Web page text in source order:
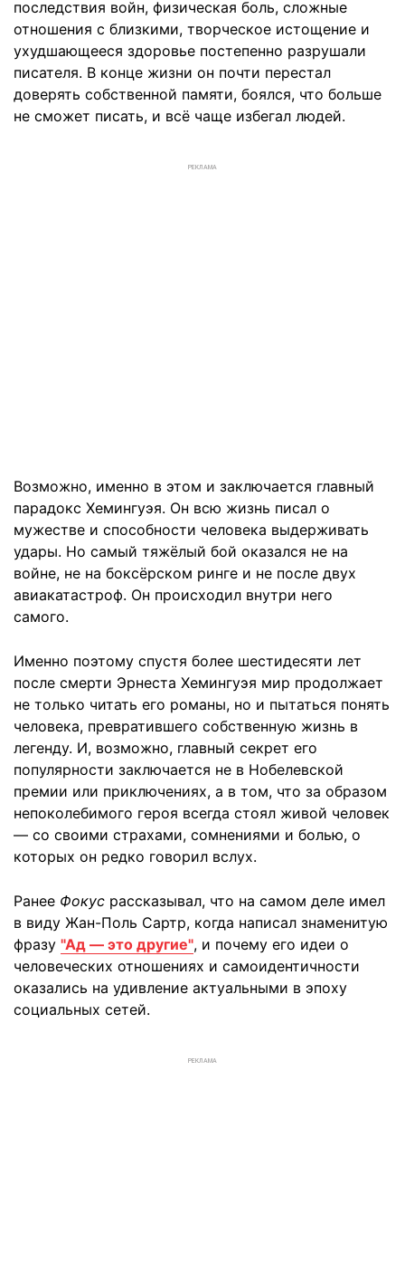
последствия войн, физическая боль, сложные
отношения с близкими, творческое истощение и
ухудшающееся здоровье постепенно разрушали
писателя. В конце жизни он почти перестал
доверять собственной памяти, боялся, что больше
не сможет писать, и всё чаще избегал людей.
РЕКЛАМА
Возможно, именно в этом и заключается главный
парадокс Хемингуэя. Он всю жизнь писал о
мужестве и способности человека выдерживать
удары. Но самый тяжёлый бой оказался не на
войне, не на боксёрском ринге и не после двух
авиакатастроф. Он происходил внутри него
самого.
Именно поэтому спустя более шестидесяти лет
после смерти Эрнеста Хемингуэя мир продолжает
не только читать его романы, но и пытаться понять
человека, превратившего собственную жизнь в
легенду. И, возможно, главный секрет его
популярности заключается не в Нобелевской
премии или приключениях, а в том, что за образом
непоколебимого героя всегда стоял живой человек
— со своими страхами, сомнениями и болью, о
которых он редко говорил вслух.
Ранее Фокус рассказывал, что на самом деле имел
в виду Жан-Поль Сартр, когда написал знаменитую
фразу "Ад — это другие", и почему его идеи о
человеческих отношениях и самоидентичности
оказались на удивление актуальными в эпоху
социальных сетей.
РЕКЛАМА